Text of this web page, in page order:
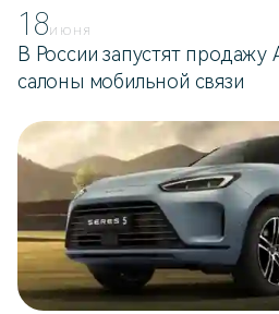
18ИЮНЯ
В России запустят продажу
салоны мобильной связи